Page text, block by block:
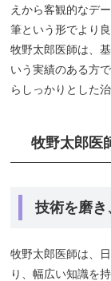
えから客観的なデ
筆という形でより
牧野太郎医師は、
いう実績のある方
らしっかりとした
牧野太郎医
技術を磨き
牧野太郎医師は、
り、幅広い知識を